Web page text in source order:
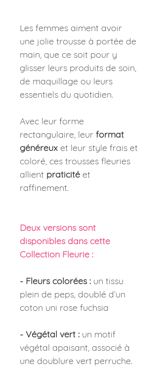
Les femmes aiment avoir
une jolie trousse à portée de
main, que ce soit pour y
glisser leurs produits de soin,
de maquillage ou leurs
essentiels du quotidien.
Avec leur forme
rectangulaire, leur format
généreux et leur style frais et
coloré, ces trousses fleuries
allient praticité et
raffinement.
Deux versions sont
disponibles dans cette
Collection Fleurie :
- Fleurs colorées : un tissu
plein de peps, doublé d’un
coton uni rose fuchsia
- Végétal vert : un motif
végétal apaisant, associé à
une doublure vert perruche.